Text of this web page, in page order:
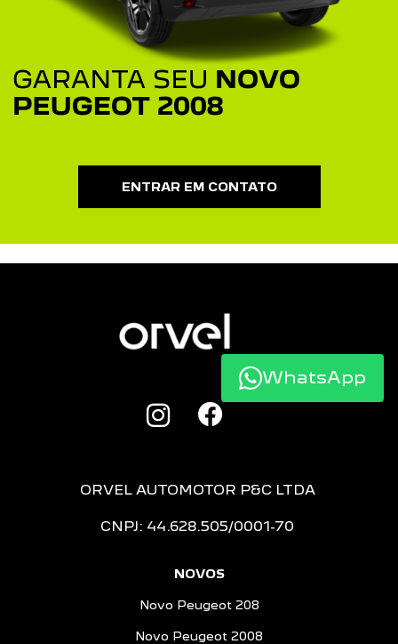
ORVEL AUTOMOTOR P&C LTDA
CNPJ: 44.628.505/0001-70
NOVOS
Novo Peugeot 208
Novo Peugeot 2008
WhatsApp